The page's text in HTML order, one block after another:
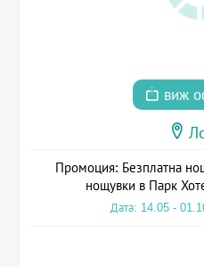
виж
Промоция: Безплатна
нощувки в Парк
Дата: 14.05 -